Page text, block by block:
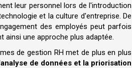
leur personnel lors de l'introduction
et la culture d'entreprise. De
des employés peut parfois
une approche plus adaptée.
de gestion RH met de plus en plus
de données et la priorisation